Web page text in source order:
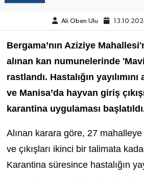
Ali Oben Ulu
Bergama’nın Aziziye
alınan kan numunelerinde
rastlandı. Hastalığın
ve Manisa’da hayvan giriş
karantina uygulaması
Alınan karara göre, 27
ve çıkışları ikinci bir talimata
Karantina süresince hastalığın